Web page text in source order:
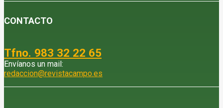
CONTACTO
Tfno. 983 32 22 65
Envíanos un mail:
redaccion@revistacampo.es